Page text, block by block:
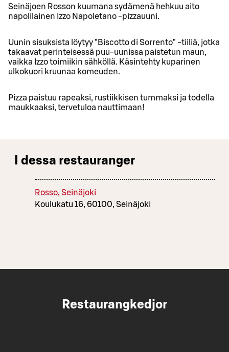
Seinäjoen Rosson kuumana sydämenä hehkuu aito
napolilainen Izzo Napoletano -pizzauuni.
Uunin sisuksista löytyy "Biscotto di Sorrento" -tiiliä, jotka
takaavat perinteisessä puu-uunissa paistetun maun,
vaikka Izzo toimiikin sähköllä. Käsintehty kuparinen
ulkokuori kruunaa komeuden.
Pizza paistuu rapeaksi, rustiikkisen tummaksi ja todella
maukkaaksi, tervetuloa nauttimaan!
I dessa restauranger
Rosso, Seinäjoki
Koulukatu 16, 60100, Seinäjoki
Restaurangkedjor